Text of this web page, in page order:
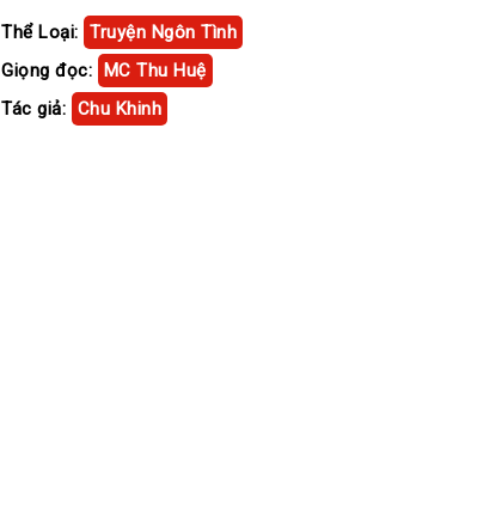
Thể Loại: Truyện Ngôn Tình
Giọng đọc: MC Thu Huệ
Tác giả: Chu Khinh